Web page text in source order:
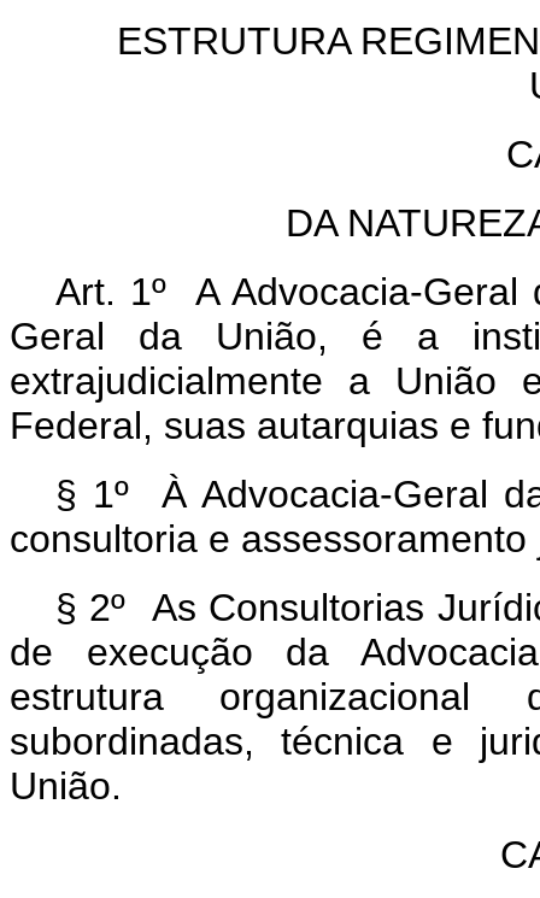
ESTRUTURA
DA
Art. 1º A Advocacia-Geral
Geral da União, é a
extrajudicialmente a União
Federal, suas autarquias e
§ 1º À Advocacia-Geral
consultoria e
§ 2º As Consultorias
de execução da
estrutura
subordinadas, técnica e
União.